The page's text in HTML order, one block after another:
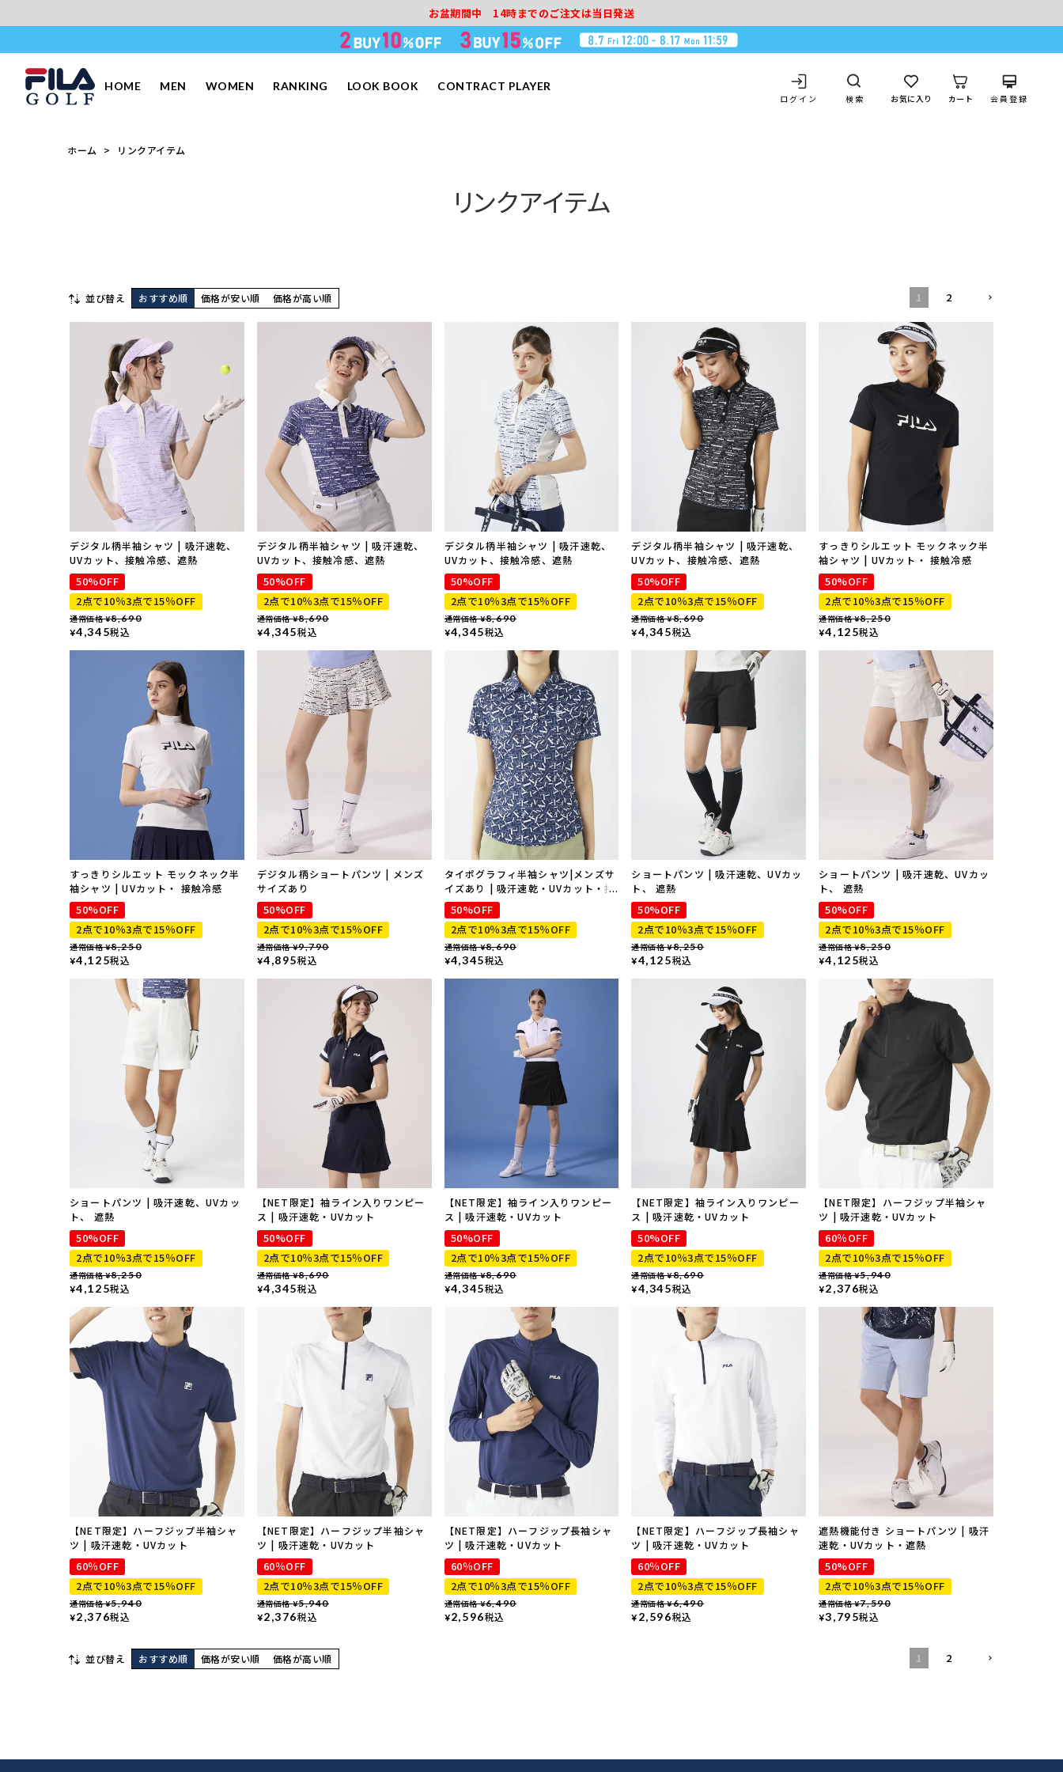
お盆期間中 14時までのご注文は当日発送
HOME MEN WOMEN RANKING LOOK BOOK CONTRACT PLAYER
ログイン 検索 お気に入り カート 会員登録
ホーム リンクアイテム
リンクアイテム
並び替え おすすめ順 価格が安い順 価格が高い順 1 2
デジタル柄半袖シャツ | 吸汗速乾、
UVカット、接触冷感、遮熱
50%OFF
2点で10％3点で15％OFF
通常価格 ¥8,690
¥4,345税込
デジタル柄半袖シャツ | 吸汗速乾、
UVカット、接触冷感、遮熱
50%OFF
2点で10％3点で15％OFF
通常価格 ¥8,690
¥4,345税込
デジタル柄半袖シャツ | 吸汗速乾、
UVカット、接触冷感、遮熱
50%OFF
2点で10％3点で15％OFF
通常価格 ¥8,690
¥4,345税込
デジタル柄半袖シャツ | 吸汗速乾、
UVカット、接触冷感、遮熱
50%OFF
2点で10％3点で15％OFF
通常価格 ¥8,690
¥4,345税込
すっきりシルエット モックネック半
袖シャツ | UVカット・ 接触冷感
50%OFF
2点で10％3点で15％OFF
通常価格 ¥8,250
¥4,125税込
すっきりシルエット モックネック半
袖シャツ | UVカット・ 接触冷感
50%OFF
2点で10％3点で15％OFF
通常価格 ¥8,250
¥4,125税込
デジタル柄ショートパンツ | メンズ
サイズあり
50%OFF
2点で10％3点で15％OFF
通常価格 ¥9,790
¥4,895税込
タイポグラフィ半袖シャツ|メンズサ
イズあり | 吸汗速乾・UVカット・接
触冷感・遮熱
50%OFF
2点で10％3点で15％OFF
通常価格 ¥8,690
¥4,345税込
ショートパンツ | 吸汗速乾、UVカッ
ト、 遮熱
50%OFF
2点で10％3点で15％OFF
通常価格 ¥8,250
¥4,125税込
ショートパンツ | 吸汗速乾、UVカッ
ト、 遮熱
50%OFF
2点で10％3点で15％OFF
通常価格 ¥8,250
¥4,125税込
ショートパンツ | 吸汗速乾、UVカッ
ト、 遮熱
50%OFF
2点で10％3点で15％OFF
通常価格 ¥8,250
¥4,125税込
【NET限定】袖ライン入りワンピー
ス | 吸汗速乾・UVカット
50%OFF
2点で10％3点で15％OFF
通常価格 ¥8,690
¥4,345税込
【NET限定】袖ライン入りワンピー
ス | 吸汗速乾・UVカット
50%OFF
2点で10％3点で15％OFF
通常価格 ¥8,690
¥4,345税込
【NET限定】袖ライン入りワンピー
ス | 吸汗速乾・UVカット
50%OFF
2点で10％3点で15％OFF
通常価格 ¥8,690
¥4,345税込
【NET限定】ハーフジップ半袖シャ
ツ | 吸汗速乾・UVカット
60％OFF
2点で10％3点で15％OFF
通常価格 ¥5,940
¥2,376税込
【NET限定】ハーフジップ半袖シャ
ツ | 吸汗速乾・UVカット
60％OFF
2点で10％3点で15％OFF
通常価格 ¥5,940
¥2,376税込
【NET限定】ハーフジップ半袖シャ
ツ | 吸汗速乾・UVカット
60％OFF
2点で10％3点で15％OFF
通常価格 ¥5,940
¥2,376税込
【NET限定】ハーフジップ長袖シャ
ツ | 吸汗速乾・UVカット
60％OFF
2点で10％3点で15％OFF
通常価格 ¥6,490
¥2,596税込
【NET限定】ハーフジップ長袖シャ
ツ | 吸汗速乾・UVカット
60％OFF
2点で10％3点で15％OFF
通常価格 ¥6,490
¥ 2,596税込
遮熱機能付き ショートパンツ | 吸汗
速乾・UVカット・遮熱
50%OFF
2点で10％3点で15％OFF
通常価格 ¥7,590
¥3,795税込
並び替え おすすめ順 価格が安い順 価格が高い順 1 2